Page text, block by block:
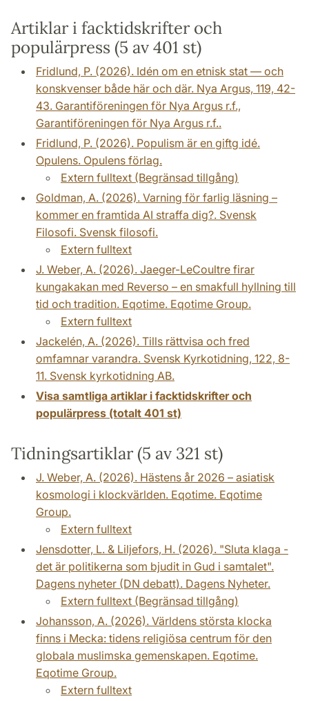
Artiklar i facktidskrifter och
populärpress (5 av 401 st)
Fridlund, P. (2026). Idén om en etnisk stat — och
konskvenser både här och där. Nya Argus, 119, 42-
43. Garantiföreningen för Nya Argus r.f.,
Garantiföreningen för Nya Argus r.f..
Fridlund, P. (2026). Populism är en giftg idé.
Opulens. Opulens förlag.
Extern fulltext (Begränsad tillgång)
Goldman, A. (2026). Varning för farlig läsning –
kommer en framtida AI straffa dig?. Svensk
Filosofi. Svensk filosofi.
Extern fulltext
J. Weber, A. (2026). Jaeger-LeCoultre firar
kungakakan med Reverso – en smakfull hyllning till
tid och tradition. Eqotime. Eqotime Group.
Extern fulltext
Jackelén, A. (2026). Tills rättvisa och fred
omfamnar varandra. Svensk Kyrkotidning, 122, 8-
11. Svensk kyrkotidning AB.
Visa samtliga artiklar i facktidskrifter och
populärpress (totalt 401 st)
Tidningsartiklar (5 av 321 st)
J. Weber, A. (2026). Hästens år 2026 – asiatisk
kosmologi i klockvärlden. Eqotime. Eqotime
Group.
Extern fulltext
Jensdotter, L. & Liljefors, H. (2026). "Sluta klaga -
det är politikerna som bjudit in Gud i samtalet".
Dagens nyheter (DN debatt). Dagens Nyheter.
Extern fulltext (Begränsad tillgång)
Johansson, A. (2026). Världens största klocka
finns i Mecka: tidens religiösa centrum för den
globala muslimska gemenskapen. Eqotime.
Eqotime Group.
Extern fulltext